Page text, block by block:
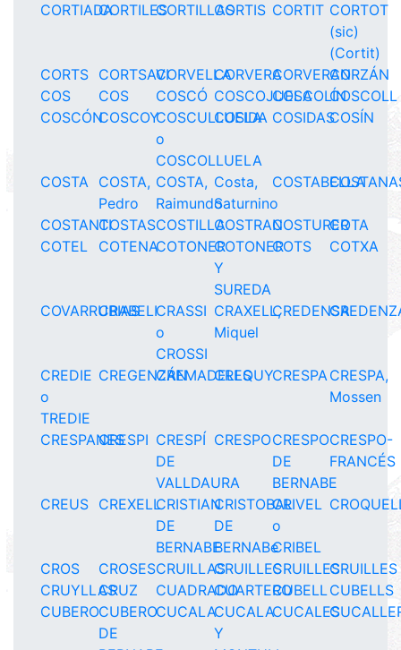
CORTIADACORTILESCORTILLASCORTIS CORTIT CORTOT
(sic)
(Cortit)
CORTS CORTSAVICORVELLACORVERACORVERANCORZÁN
COS
COS COSCÓ COSCOJUELA
COSCOLÍNCOSCOLL
COSCÓNCOSCOYCOSCULLUELA
o
COSCOLLUELA
COSIDA COSIDASCOSÍN
COSTA COSTA,
Pedro
COSTA,
Raimundo
Costa,
Saturnino
COSTABELLA
COSTANTICOSTASCOSTILLACOSTRANCOSTURERCOTA
COTEL
COTENACOTONERCOTONER
Y
SUREDA
COTS COTXA
COVARRUBIAS
CRABELICRASSI
o
CROSSI
CRAXELL,
Miquel
CREDENSA
CREDIE
o
TREDIE
CREGENZÁNCREMADELLS
CREQUYCRESPACRESPA,
Mossen
CRESPANESCRESPI CRESPÍ
DE
VALLDAURA
CRESPOCRESPO
DE
BERNABE
CRESPO-
FRANCÉS
CREUS CREXELLCRISTIAN
DE
BERNABE
CRISTOBAL
DE
BERNABe
CRIVEL
o
CRIBEL
CROS CROSESCRUILLASCRUILLESCRUILLESCRUILLES
CRUYLLASCRUZ CUADRADOCUARTEROCUBELLCUBELLS
CUBEROCUBERO
DE
CUCALACUCALA
Y
CUCALES